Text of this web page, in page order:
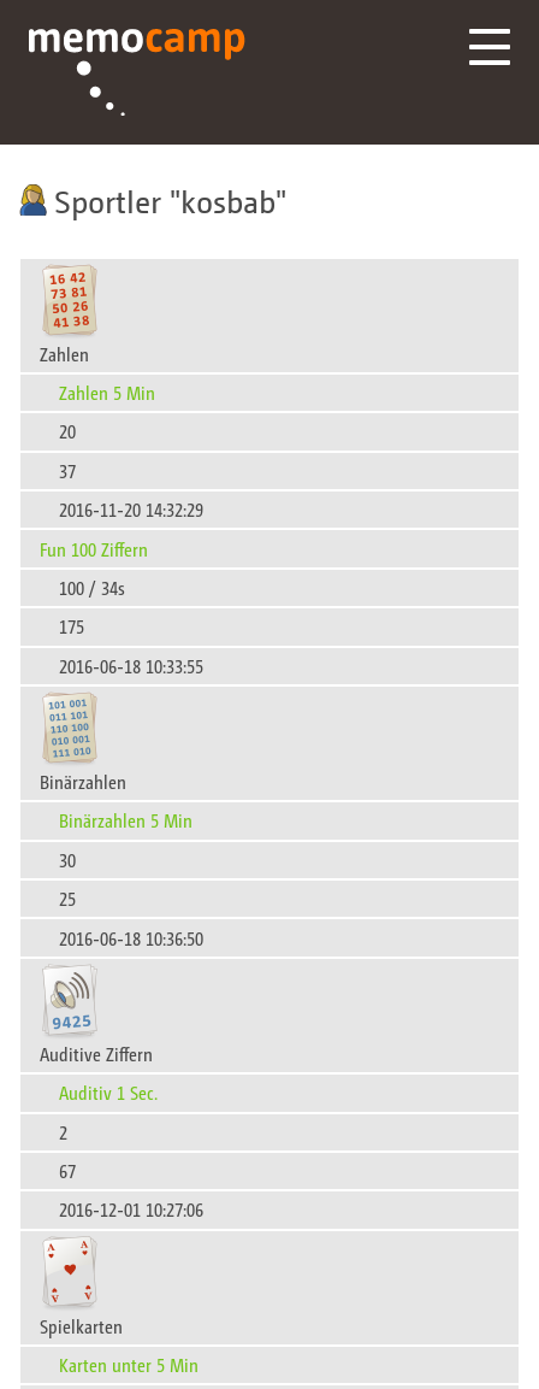
Sportler kosbab
Zahlen
Zahlen 5 Min
20
37
2016-11-20 14:32:29
Fun 100 Ziffern
100 / 34s
175
2016-06-18 10:33:55
Binärzahlen
Binärzahlen 5 Min
30
25
2016-06-18 10:36:50
Auditive Ziffern
Auditiv 1 Sec.
2
67
2016-12-01 10:27:06
Spielkarten
Karten unter 5 Min